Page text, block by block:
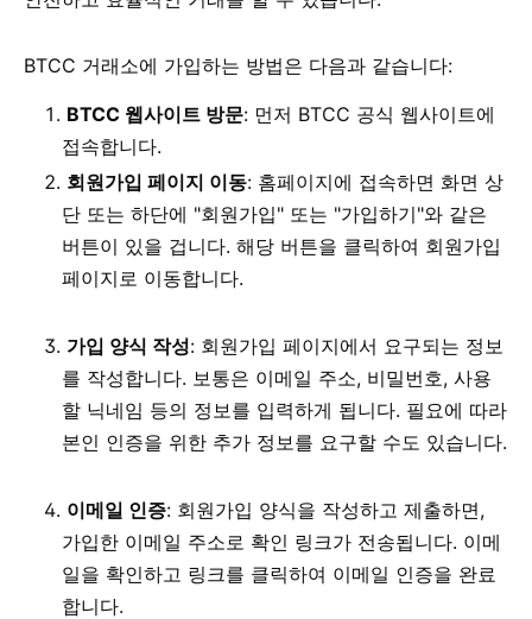
BTCC 거래소에 가입하는 방법은 다음과 같습니다:
BTCC 웹사이트 방문: 먼저 BTCC 공식 웹사이트에
접속합니다.
회원가입 페이지 이동: 홈페이지에 접속하면 화면 상
단 또는 하단에 "회원가입" 또는 "가입하기"와 같은
버튼이 있을 겁니다. 해당 버튼을 클릭하여 회원가입
페이지로 이동합니다.
가입 양식 작성: 회원가입 페이지에서 요구되는 정보
를 작성합니다. 보통은 이메일 주소, 비밀번호, 사용
할 닉네임 등의 정보를 입력하게 됩니다. 필요에 따라
본인 인증을 위한 추가 정보를 요구할 수도 있습니다.
이메일 인증: 회원가입 양식을 작성하고 제출하면,
가입한 이메일 주소로 확인 링크가 전송됩니다. 이메
일을 확인하고 링크를 클릭하여 이메일 인증을 완료
합니다.